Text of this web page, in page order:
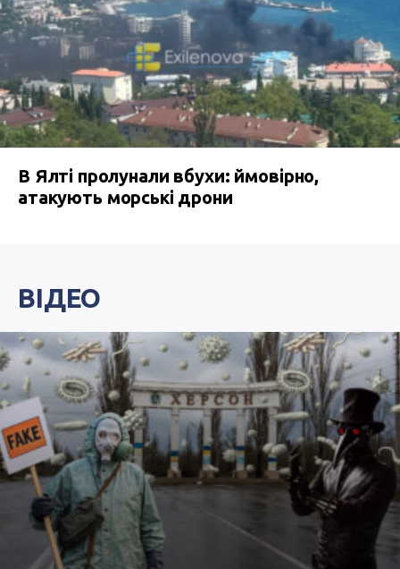
В Ялті пролунали вбухи: ймовірно,
атакують морські дрони
ВІДЕО